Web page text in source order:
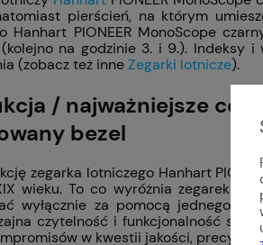
pierścień, na którym
Hanhart PIONEER MonoScope
na godzinie 3. i 9.). Indeksy i
(zobacz też inneZegarki lotnicze).
/ najważniejsze
bezel
zegarka lotniczego Hanhart
wieku. To co wyróżnia zegarek
wyłącznie za pomocą jednego
czytelność i funkcjonalność
w kwestii jakości, precyzji